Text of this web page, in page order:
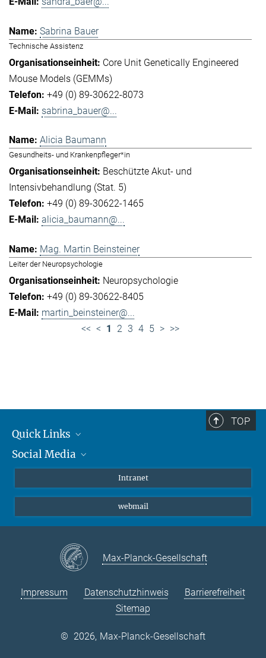
Sabrina Bauer
Technische Assistenz
Core Unit Genetically Engineered
Mouse Models (GEMMs)
+49 (0) 89-30622-8073
sabrina_bauer@...
Alicia Baumann
Gesundheits- und Krankenpfleger*in
Beschützte Akut- und
Intensivbehandlung (Stat. 5)
+49 (0) 89-30622-1465
alicia_baumann@...
Mag. Martin Beinsteiner
Leiter der Neuropsychologie
Neuropsychologie
+49 (0) 89-30622-8405
martin_beinsteiner@...
<< < 1 2 3 4 5 > >>
TOP
Quick Links
Student*innen/Wissenschaftler*innen
Social Media
Bluesky
YouTube
Intranet
webmail
Max-Planck-Gesellschaft
Impressum Datenschutzhinweis
Barrierefreiheit
Sitemap
© 2026, Max-Planck-Gesellschaft